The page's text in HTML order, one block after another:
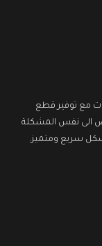
مع توفير قطع
الى نفس المشكلة
بشكل سريع ومتميز.